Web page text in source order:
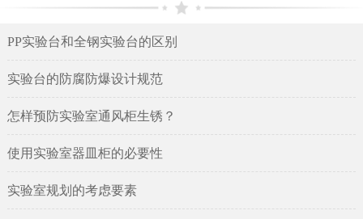
PP实验台和全钢实验台的区别
实验台的防腐防爆设计规范
怎样预防实验室通风柜生锈？
使用实验室器皿柜的必要性
实验室规划的考虑要素